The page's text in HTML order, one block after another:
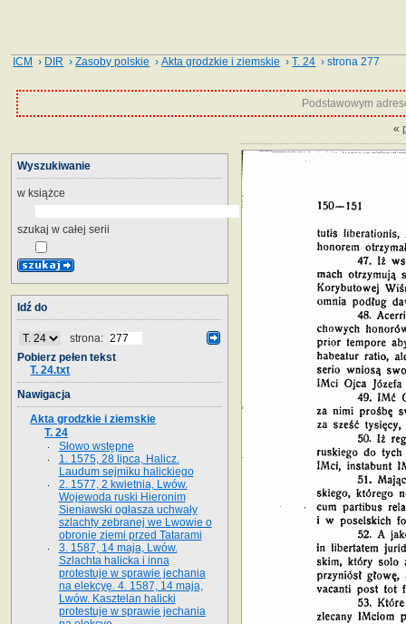
ICM › DIR ›Zasoby polskie ›Akta grodzkie i ziemskie ›T. 24 › strona 277
Podstawowym
«
Wyszukiwanie
w książce
szukaj w całej serii
Idź do
strona:
Pobierz pełen tekst
T. 24.txt
Nawigacja
Akta grodzkie i ziemskie
T. 24
Słowo wstępne
1. 1575, 28 lipca, Halicz.
Laudum sejmiku halickiego
2. 1577, 2 kwietnia, Lwów.
Wojewoda ruski Hieronim
Sieniawski ogłasza uchwały
szlachty zebranej we Lwowie o
obronie ziemi przed Tatarami
3. 1587, 14 maja, Lwów.
Szlachta halicka i inna
protestuje w sprawie jechania
na elekcyę. 4. 1587, 14 maja,
Lwów. Kasztelan halicki
protestuje w sprawie jechania